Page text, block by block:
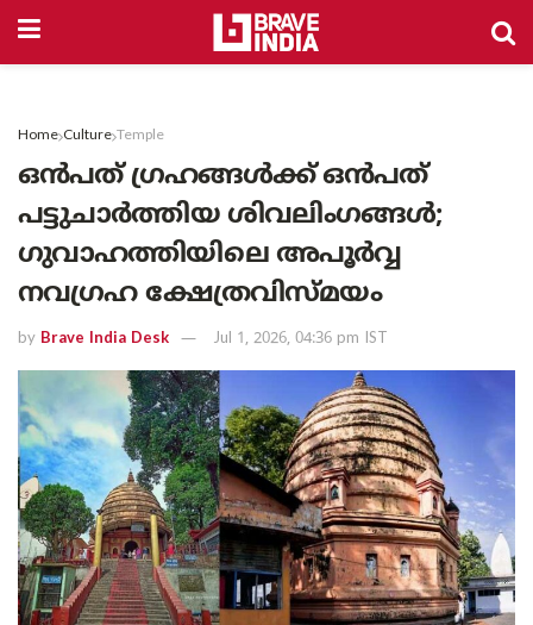
Home Culture Temple
ഒൻപത് ഗ്രഹങ്ങൾക്ക് ഒൻപത്
പട്ടുചാർത്തിയ ശിവലിംഗങ്ങൾ;
ഗുവാഹത്തിയിലെ അപൂർവ്വ
നവഗ്രഹ ക്ഷേത്രവിസ്മയം
by Brave India Desk Jul 1, 2026, 04:36 pm IST